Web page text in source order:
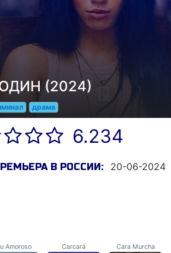
(2024)
драма
6.234
В РОССИИ: 20-06-2024
Amoroso Carcará Cara Murcha